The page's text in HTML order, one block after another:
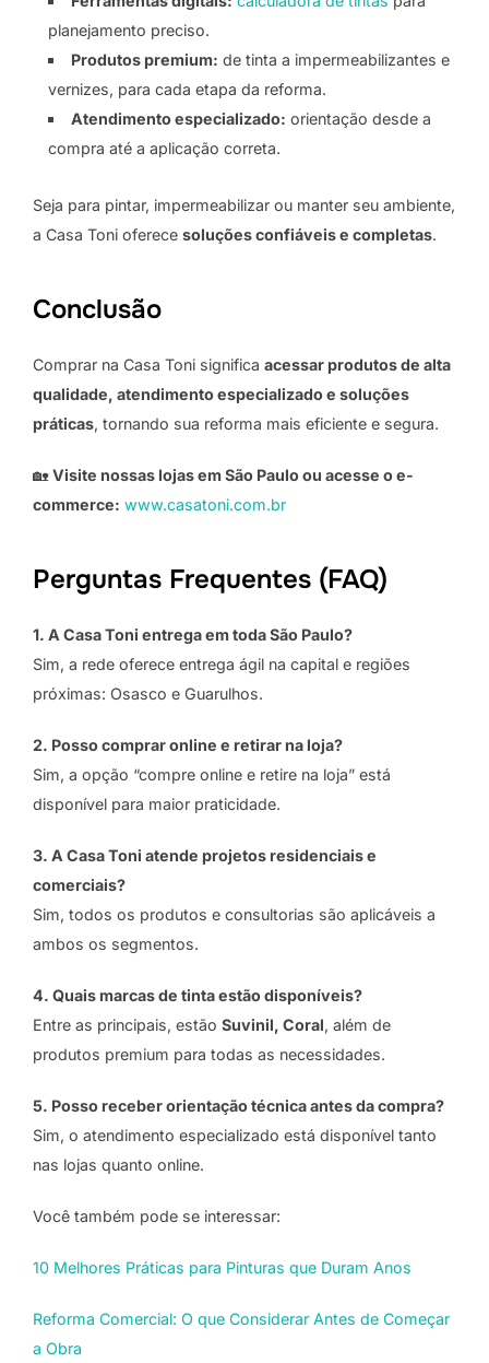
planejamento preciso.
Produtos premium: de tinta a impermeabilizantes e
vernizes, para cada etapa da reforma.
Atendimento especializado: orientação desde a
compra até a aplicação correta.
Seja para pintar, impermeabilizar ou manter seu ambiente,
a Casa Toni oferece soluções confiáveis e completas.
Conclusão
Comprar na Casa Toni significa acessar produtos de alta
qualidade, atendimento especializado e soluções
práticas, tornando sua reforma mais eficiente e segura.
🏡Visite nossas lojas em São Paulo ou acesse o e-
commerce: www.casatoni.com.br
Perguntas Frequentes (FAQ)
1. A Casa Toni entrega em toda São Paulo?
Sim, a rede oferece entrega ágil na capital e regiões
próximas: Osasco e Guarulhos.
2. Posso comprar online e retirar na loja?
Sim, a opção “compre online e retire na loja” está
disponível para maior praticidade.
3. A Casa Toni atende projetos residenciais e
comerciais?
Sim, todos os produtos e consultorias são aplicáveis a
ambos os segmentos.
4. Quais marcas de tinta estão disponíveis?
Entre as principais, estão Suvinil, Coral, além de
produtos premium para todas as necessidades.
5. Posso receber orientação técnica antes da compra?
Sim, o atendimento especializado está disponível tanto
nas lojas quanto online.
Você também pode se interessar:
10 Melhores Práticas para Pinturas que Duram Anos
Reforma Comercial: O que Considerar Antes de Começar
a Obra